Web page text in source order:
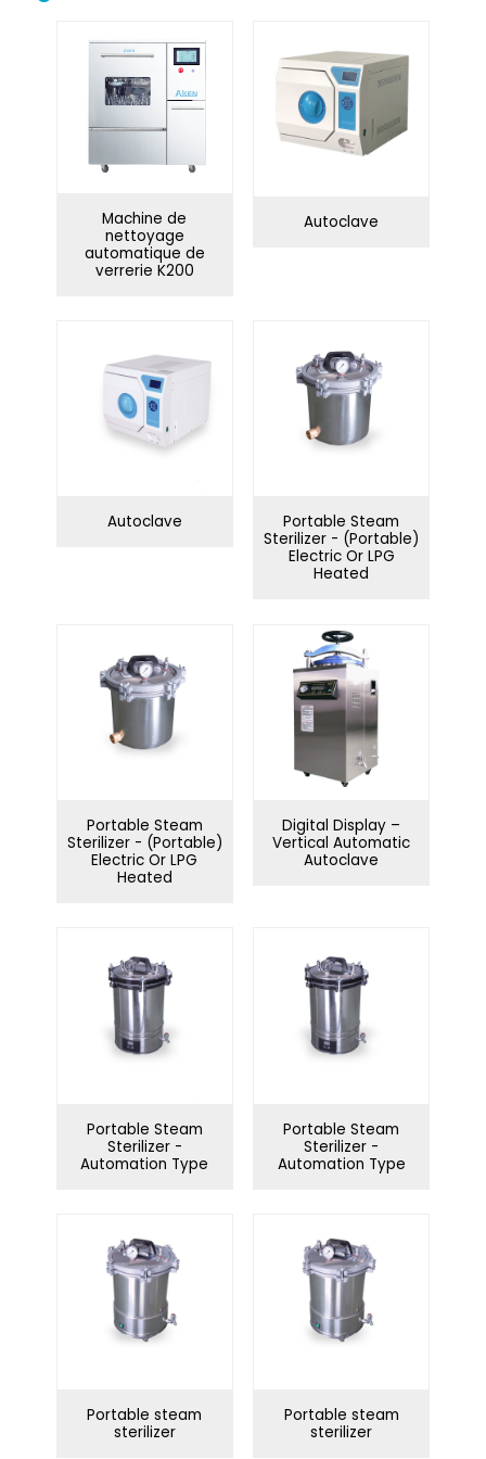
Centrifugeuse
Nettoyage de la table
de travail
conductivité
Incubateur
Oscillateur
Pipette Polarimètre
Réfrigérateur Spectrophotomètre
Bain d'eau
Distillateur d'eau
Série Corner
Contrôle des infections
Machine de
nettoyage
automatique de
verrerie K200
Autoclave
Autoclave
Portable Steam
Sterilizer - (Portable)
Electric Or LPG
Heated
Portable Steam
Sterilizer - (Portable)
Electric Or LPG
Heated
Digital Display –
Vertical Automatic
Autoclave
Portable Steam
Sterilizer -
Automation Type
Portable Steam
Sterilizer -
Automation Type
Portable steam
sterilizer
Portable steam
sterilizer